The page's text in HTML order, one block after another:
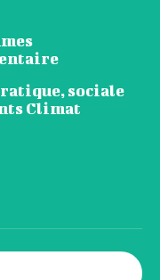
sociale
Climat